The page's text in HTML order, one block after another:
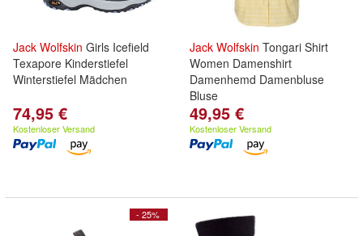
Jack Wolfskin Girls Icefield
Texapore Kinderstiefel
Winterstiefel Mädchen
74,95 €
Kostenloser Versand
Jack Wolfskin Tongari Shirt
Women Damenshirt
Damenhemd Damenbluse
Bluse
49,95 €
Kostenloser Versand
- 25%